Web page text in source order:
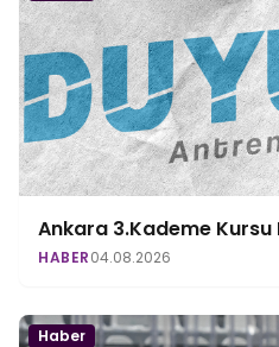
Ankara 3.Kademe Kursu
HABER04.08.2026
Haber